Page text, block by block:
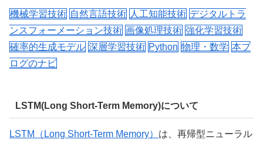
機械学習技術 自然言語技術 人工知能技術 デジタルトラ
ンスフォーメーション技術 画像処理技術 強化学習技術
確率的生成モデル 深層学習技術 Python 物理・数学 本ブ
ログのナビ
LSTM(Long Short-Term Memory)について
LSTM（Long Short-Term Memory） は、再帰型ニューラル